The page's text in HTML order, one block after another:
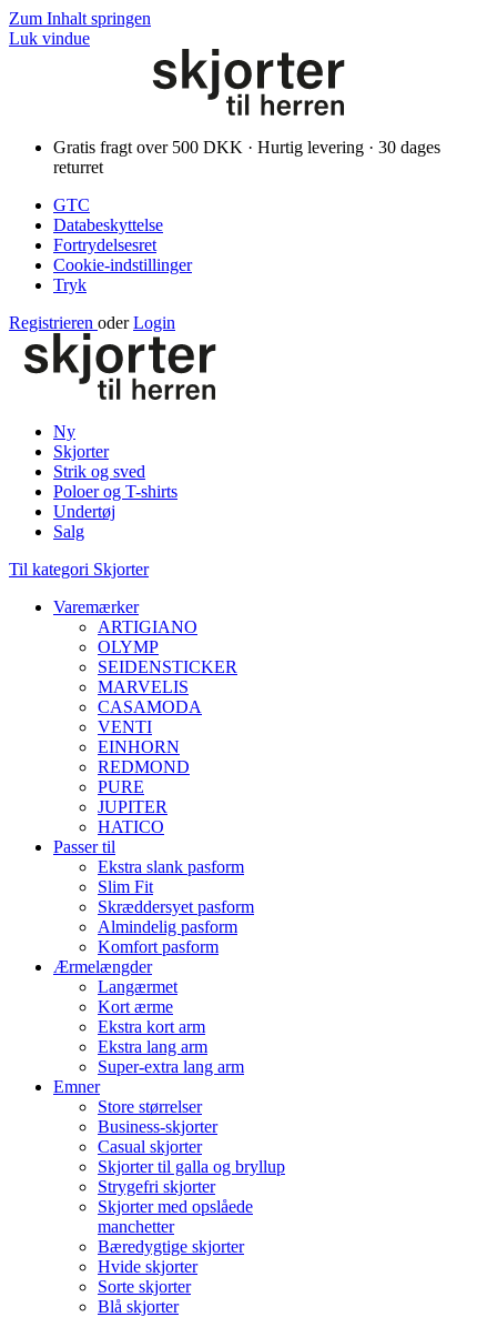
Zum Inhalt springen
Luk vindue
Gratis fragt over 500 DKK · Hurtig levering · 30 dages
returret
GTC
Databeskyttelse
Fortrydelsesret
Cookie-indstillinger
Tryk
Registrieren oder Login
Ny
Skjorter
Strik og sved
Poloer og T-shirts
Undertøj
Salg
Til kategori Skjorter
Varemærker
ARTIGIANO
OLYMP
SEIDENSTICKER
MARVELIS
CASAMODA
VENTI
EINHORN
REDMOND
PURE
JUPITER
HATICO
Passer til
Ekstra slank pasform
Slim Fit
Skræddersyet pasform
Almindelig pasform
Komfort pasform
Ærmelængder
Langærmet
Kort ærme
Ekstra kort arm
Ekstra lang arm
Super-extra lang arm
Emner
Store størrelser
Business-skjorter
Casual skjorter
Skjorter til galla og bryllup
Strygefri skjorter
Skjorter med opslåede
manchetter
Bæredygtige skjorter
Hvide skjorter
Sorte skjorter
Blå skjorter